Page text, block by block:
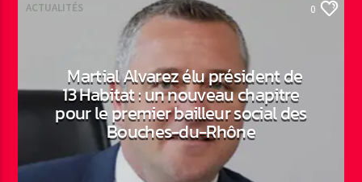
ACTUALITÉS 0
Martial Alvarez élu président de
13 Habitat : un nouveau chapitre
pour le premier bailleur social des
Bouches-du-Rhône